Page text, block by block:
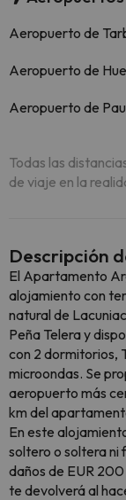
Aeropuerto de
Aeropuerto de
Aeropuerto de
Todas las
de viaje en la
Descripción
El Apartamento
alojamiento con
natural de
Peña Telera y
con 2 dormitorios,
microondas. Se
aeropuerto más
km del
En este
soltero o soltera ni
daños de EUR
te devolverá al